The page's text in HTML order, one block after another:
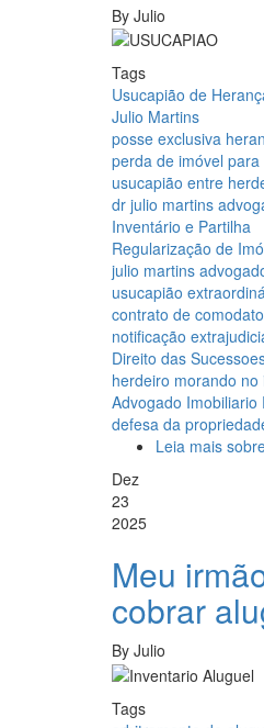
By Julio
Tags
Usucapião de
Julio Martins
posse exclusiva
perda de imóvel para
usucapião entre
dr julio martins
Inventário e Partilha
Regularização de
julio martins
usucapião
contrato de comodato
notificação
Direito das
herdeiro morando no
Advogado Imobiliario
defesa da
Leia mais
Dez
23
2025
Meu
cobrar
By Julio
Tags